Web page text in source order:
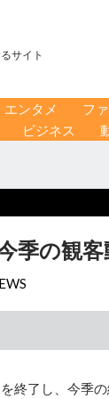
サイト
エンタメ フ
ビジネス
季の観
終了し、今季